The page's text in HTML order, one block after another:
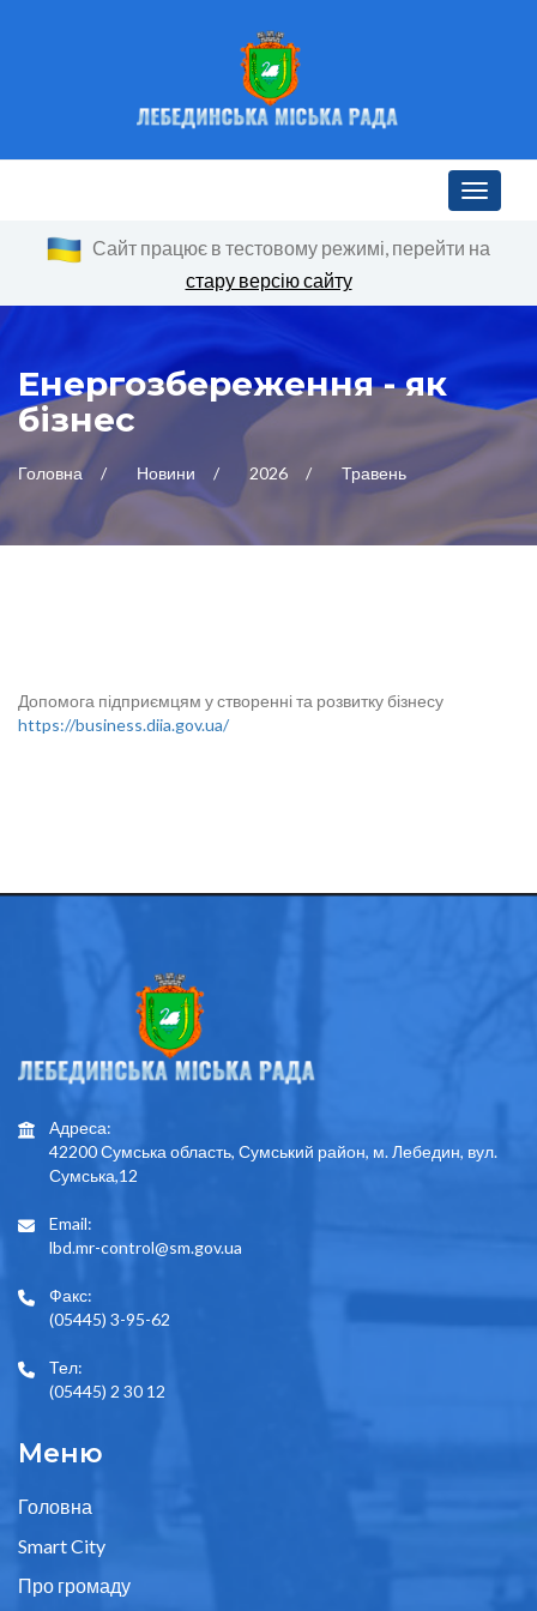
Toggle
Сайт працює в тестовому режимі, перейти на
стару версію сайту
Енергозбереження - як
бізнес
Головна Новини 2026 Травень
Допомога підприємцям у створенні та розвитку бізнесу
https://business.diia.gov.ua/
Адреса:
42200 Сумська область, Сумський район, м. Лебедин, вул.
Сумська,12
Email:
lbd.mr-control@sm.gov.ua
Факс:
(05445) 3-95-62
Тел:
(05445) 2 30 12
Меню
Головна
Smart City
Про громаду